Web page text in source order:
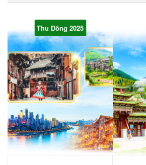
Thu Đông 2025